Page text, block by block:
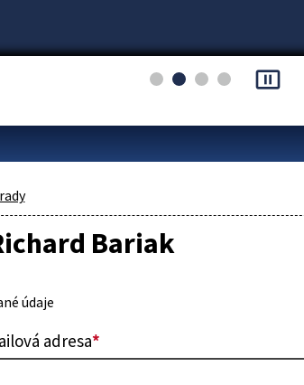
pause_presentation
Bariak
údaje
adresa*